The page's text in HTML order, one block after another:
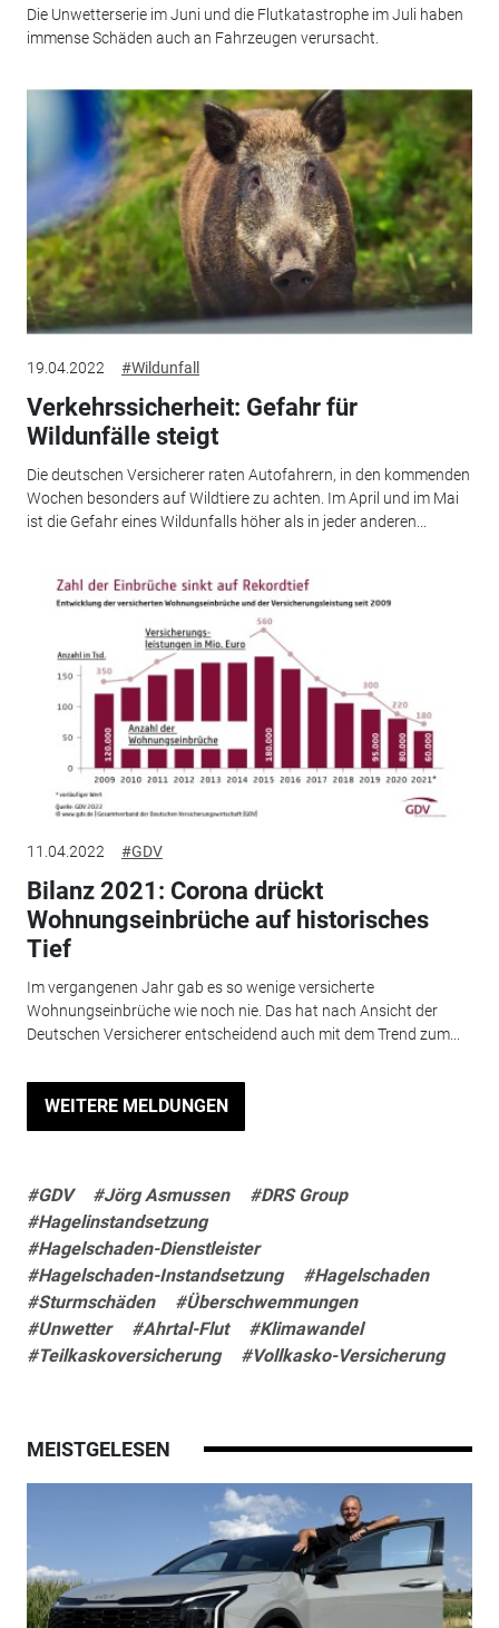
Die Unwetterserie im Juni und die Flutkatastrophe im Juli haben
immense Schäden auch an Fahrzeugen verursacht.
19.04.2022 #Wildunfall
Verkehrssicherheit: Gefahr für
Wildunfälle steigt
Die deutschen Versicherer raten Autofahrern, in den kommenden
Wochen besonders auf Wildtiere zu achten. Im April und im Mai
ist die Gefahr eines Wildunfalls höher als in jeder anderen...
11.04.2022 #GDV
Bilanz 2021: Corona drückt
Wohnungseinbrüche auf historisches
Tief
Im vergangenen Jahr gab es so wenige versicherte
Wohnungseinbrüche wie noch nie. Das hat nach Ansicht der
Deutschen Versicherer entscheidend auch mit dem Trend zum...
WEITERE MELDUNGEN
#GDV #Jörg Asmussen
#DRS Group
#Hagelinstandsetzung
#Hagelschaden-Dienstleister
#Hagelschaden-Instandsetzung
#Hagelschaden
#Sturmschäden
#Überschwemmungen
#Unwetter
#Ahrtal-Flut
#Klimawandel
#Teilkaskoversicherung
#Vollkasko-Versicherung
MEISTGELESEN